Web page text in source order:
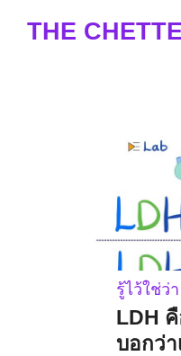
THE
รู้ไว้ใช่ว่า
LDH
บอกว่า